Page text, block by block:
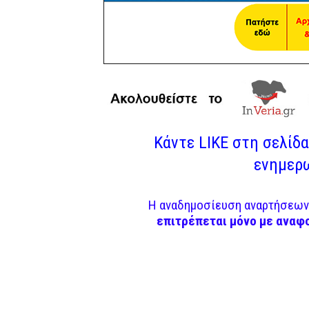
Κάντε LIKE στη
Η αναδημοσίευση
επιτρέπεται μόνο με